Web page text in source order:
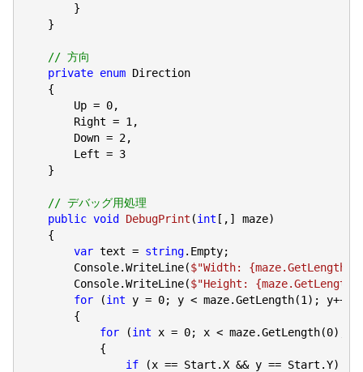
        }
    }
// 方向
private enum Direction
    {
        Up =
0,
        Right =
1 ,
        Down =
2,
        Left =
3
    }
// デバッグ用処理
public void DebugPrint (int [,] maze)
{
var text = string.Empty;
        Console.WriteLine(
$"Width: {maze.GetLength(
        Console.WriteLine(
$"Height: {maze.GetLength(
for (int y = 0; y < maze.GetLength(1 ); y++)
        {
for (int x = 0; x < maze.GetLength(0);
            {
if (x == Start.X && y == Start.Y)